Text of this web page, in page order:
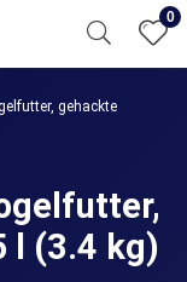
0
gehackte
l (3.4 kg)